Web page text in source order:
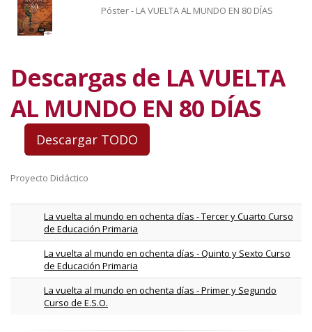
Póster - LA VUELTA AL MUNDO EN 80 DÍAS
Descargas de LA VUELTA
AL MUNDO EN 80 DÍAS
Proyecto Didáctico
La vuelta al mundo en ochenta días - Tercer y Cuarto Curso
de Educación Primaria
La vuelta al mundo en ochenta días - Quinto y Sexto Curso
de Educación Primaria
La vuelta al mundo en ochenta días - Primer y Segundo
Curso de E.S.O.